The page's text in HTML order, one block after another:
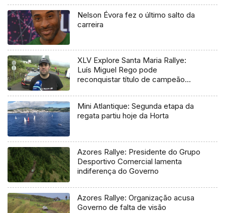
Nelson Évora fez o último salto da
carreira
XLV Explore Santa Maria Rallye:
Luís Miguel Rego pode
reconquistar título de campeão
Mini Atlantique: Segunda etapa da
regata partiu hoje da Horta
Azores Rallye: Presidente do Grupo
Desportivo Comercial lamenta
indiferença do Governo
Azores Rallye: Organização acusa
Governo de falta de visão